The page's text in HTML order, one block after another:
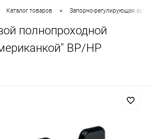
Каталог товаров • Запорно-регулирующая
полнопроходной
ВР/НР